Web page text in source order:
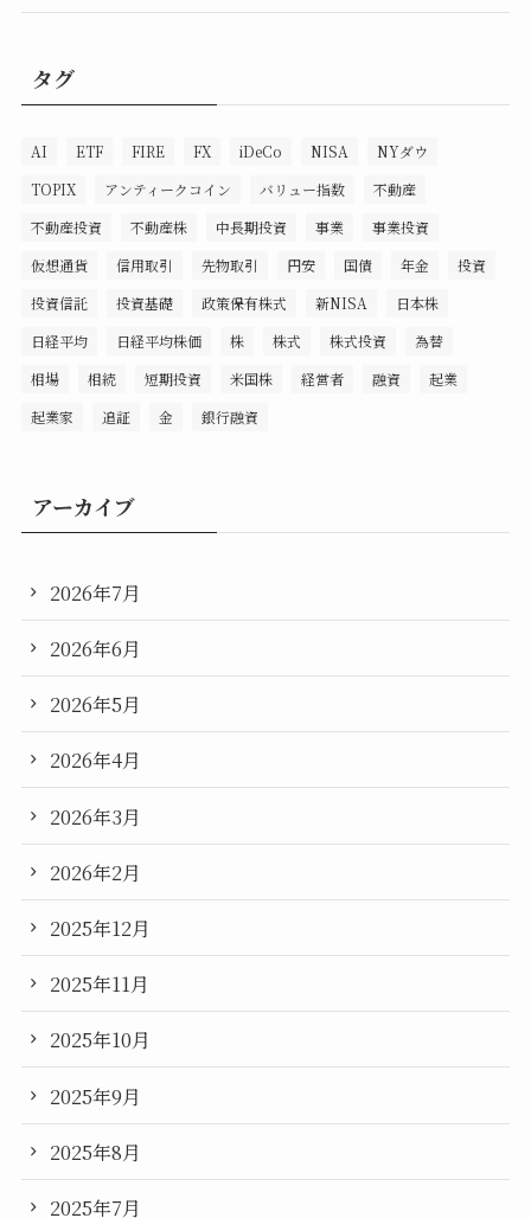
タグ
AI ETF FIRE FX iDeCo NISA
NYダウ
TOPIX
アンティークコイン バリュー指数
不動産
不動産投資
不動産株 中長期投資 事業
事業投資
仮想通貨
信用取引 先物取引 円安 国債 年金
投資
投資信託
投資基礎 政策保有株式 新NISA
日本株
日経平均
日経平均株価 株 株式 株式投資
為替
相場
相続 短期投資 米国株 経営者 融資
起業
起業家
追証 金 銀行融資
アーカイブ
2026年7月
2026年6月
2026年5月
2026年4月
2026年3月
2026年2月
2025年12月
2025年11月
2025年10月
2025年9月
2025年8月
2025年7月